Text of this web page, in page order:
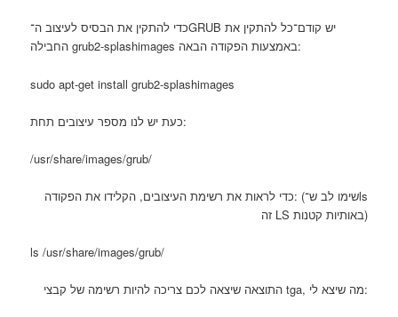
כדי להתקין את הבסיס לעיצוב ה־GRUB יש קודם־כל להתקין את
החבילה grub2-splashimages באמצעות הפקודה הבאה:
sudo apt-get install grub2-splashimages
כעת יש לנו מספר עיצובים תחת:
/usr/share/images/grub/
כדי לראות את רשימת העיצובים, הקלידו את הפקודה: (שימו לב ש־ls
זה LS באותיות קטנות)
ls /usr/share/images/grub/
התוצאה שיצאה לכם צריכה להיות רשימה של קבצי tga, מה שיצא לי: